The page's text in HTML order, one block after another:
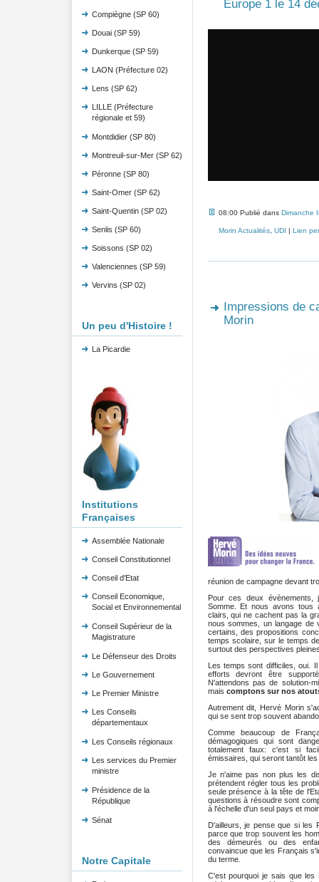
Compiègne (SP 60)
Douai (SP 59)
Dunkerque (SP 59)
LAON (Préfecture 02)
Lens (SP 62)
LILLE (Préfecture
régionale et 59)
Montdidier (SP 80)
Montreuil-sur-Mer (SP 62)
Péronne (SP 80)
Saint-Omer (SP 62)
Saint-Quentin (SP 02)
Senlis (SP 60)
Soissons (SP 02)
Valenciennes (SP 59)
Vervins (SP 02)
Un peu d'Histoire !
La Picardie
Institutions
Françaises
Assemblée Nationale
Conseil Constitutionnel
Conseil d'Etat
Conseil Economique,
Social et Environnemental
Conseil Supérieur de la
Magistrature
Le Défenseur des Droits
Le Gouvernement
Le Premier Ministre
Les Conseils
départementaux
Les Conseils régionaux
Les services du Premier
ministre
Présidence de la
République
Sénat
Notre Capitale
Europe 1 le 14
08:00 Publié dans Dimanche
Morin Actualités, UDI | Lien
Impressions de
Morin
réunion de campagne devant
Pour ces deux évènements,
Somme. Et nous avons tous
clairs, qui ne cachent pas la
nous sommes, un langage de
certains, des propositions
temps scolaire, sur le temps
surtout des perspectives
Les temps sont difficiles, oui.
efforts devront être
N'attendons pas de solution-
mais comptons sur nos
Autrement dit, Hervé Morin
qui se sent trop souvent
Comme beaucoup de
démagogiques qui sont
totalement faux: c'est si
émissaires, qui seront tantôt
Je n'aime pas non plus les
prétendent régler tous les
seule présence à la tête de
questions à résoudre sont
à l'échelle d'un seul pays et
D'ailleurs, je pense que si les
parce que trop souvent les
des démeurés ou des
convaincue que les Français
du terme.
C'est pourquoi je sais que les